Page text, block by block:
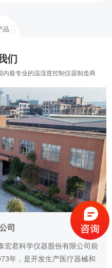
品
们
最专业的温湿度控制仪器制造商
司
宏君科学仪器股份有限公司前
年，是开发生产医疗器械和